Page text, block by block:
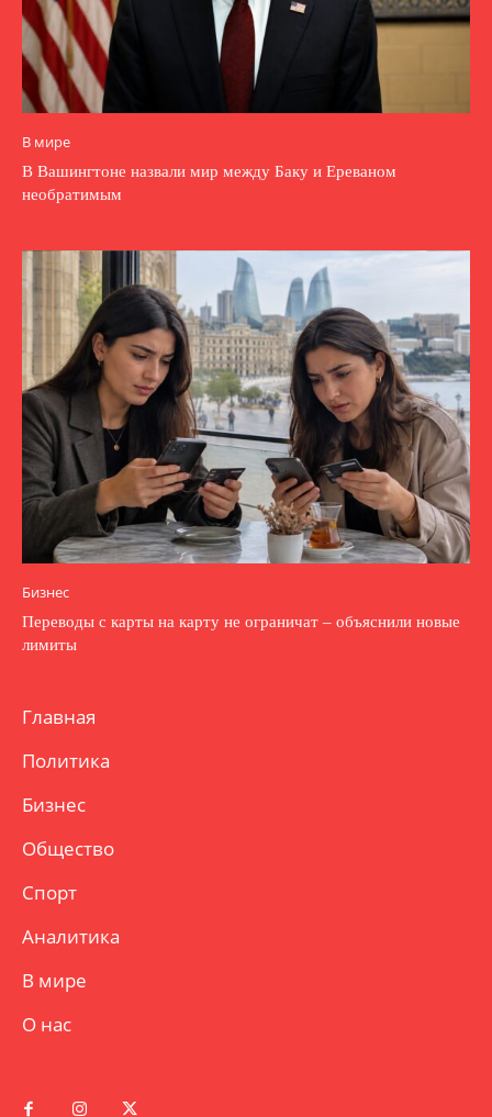
В мире
В Вашингтоне назвали мир между Баку и Ереваном
необратимым
Бизнес
Переводы с карты на карту не ограничат – объяснили новые
лимиты
Главная
Политика
Бизнес
Общество
Спорт
Аналитика
В мире
О нас